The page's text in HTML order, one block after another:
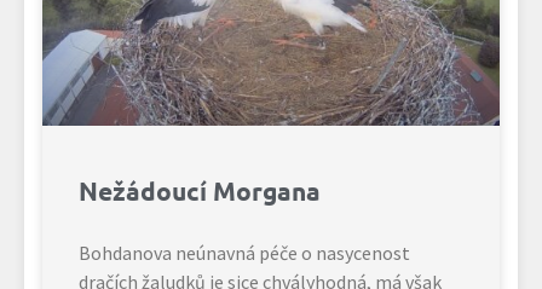
Nežádoucí Morgana
Bohdanova neúnavná péče o nasycenost
dračích žaludků je sice chvályhodná, má však